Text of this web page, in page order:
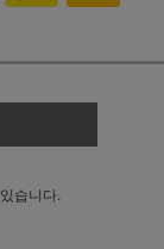
습니다.